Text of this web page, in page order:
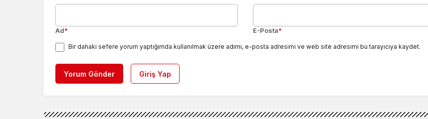
Ad* E-Posta*
Bir dahaki sefere yorum yaptığımda kullanılmak üzere adımı, e-posta adresimi ve web site adresimi bu tarayıcıya kaydet.
Yorum Gönder Giriş Yap